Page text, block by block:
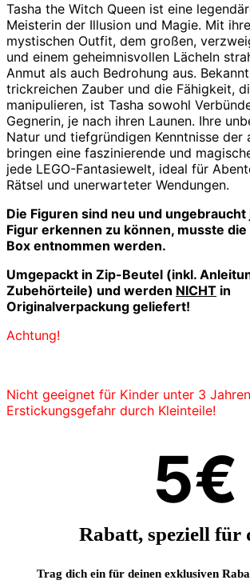
Tasha the Witch Queen ist eine
Meisterin der Illusion und Magie. Mit
mystischen Outfit, dem großen,
und einem geheimnisvollen Lächeln
Anmut als auch Bedrohung aus.
trickreichen Zauber und die Fähigkeit,
manipulieren, ist Tasha sowohl
Gegnerin, je nach ihren Launen. Ihre
Natur und tiefgründigen Kenntnisse der
bringen eine faszinierende und
jede LEGO-Fantasiewelt, ideal für
Rätsel und unerwarteter Wendungen.
Die Figuren sind neu und ungebraucht
Figur erkennen zu können, musste
Box entnommen werden.
Umgepackt in Zip-Beutel (inkl.
Zubehörteile) und werden NICHT in
Originalverpackung geliefert!
Achtung!
Nicht geeignet für Kinder unter 3
Erstickungsgefahr durch Kleinteile!
5€
Rabatt, speziell für
Trag dich ein für deinen exklusiven